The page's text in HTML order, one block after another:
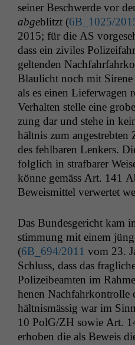
sein­er Beschw­erde vor
abgeblitzt (6B_1025/
2015; für die AS
dass ein ziviles
gel­tenden
Blaulicht noch mit Sirene
als es einen Liefer­wa­gen
Ver­hal­ten stelle eine
zung dar und ste­he in
hält­nis zum
des fehlbaren Lenkers.
fol­glich in straf­bar­er
könne gemäss Art. 141
Beweis­mit­tel ver­w­ertet
Das Bun­des­gericht kam
stim­mung mit einem
(6B_694/2011 vom 23.
Schluss, dass das
Polizeibeamten im
henen
hält­nis­mäs­sig war im
10 PolG/ZH sowie Art.
erhoben die als Beweis